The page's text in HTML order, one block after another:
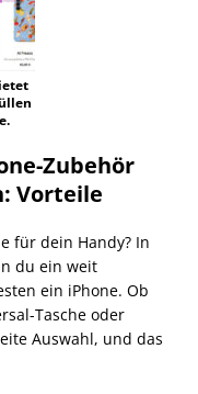
Zubehör
Vorteile
für dein Handy? In
du ein weit
ein iPhone. Ob
Tasche oder
Auswahl, und das